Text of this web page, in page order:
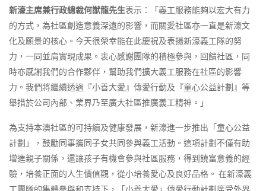
新濠主席兼行政總裁何猷龍先生表示：「義工服務能夠以宏大有力
的方式，為社區創造意義深遠的影響，而關愛社區亦一直是新濠文
化及願景的核心。今天很榮幸能在此慶祝及表揚新濠義工隊的努
力，一同並肩實現成果。衷心感謝團隊的積極參與，回饋社區，同
時亦感謝我們的合作夥伴，幫助我們擴大義工服務在社區的影響
力。我們將繼續透過『小善大愛』傳愛行動及『童心公益計劃』等
舉措於公司內部、業界乃至廣大社區推廣義工精神。」
為支持本澳社區的可持續及健康發展，新濠進一步推出「童心公益
計劃」，鼓勵同事攜同子女共同參與義工活動。這項計劃不僅有助
增進親子關係，還讓孩子有機會參與社區服務，得到饒富意義的經
驗，培養正面的人生價值觀，從小培養愛心及良好品格。 在新濠義
工團隊的集體參與和支持下，「小善大愛」傳愛行動計劃廣受外界